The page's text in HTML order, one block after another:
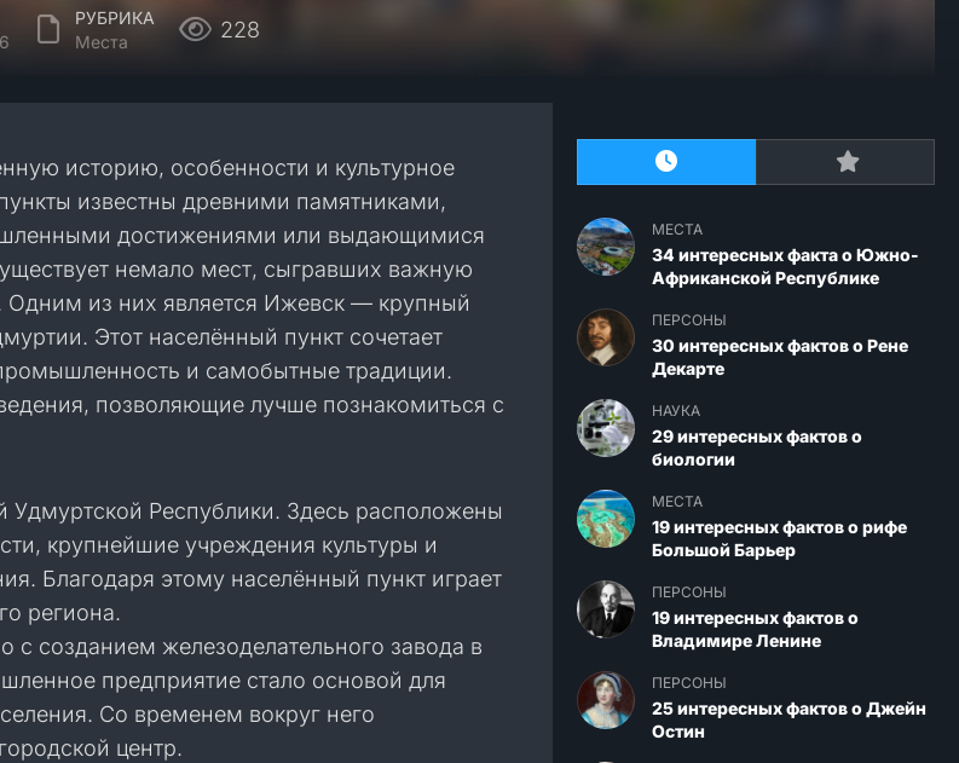
РУБРИКА
Места
228
историю, особенности и культурное
известны древними памятниками,
достижениями или выдающимися
немало мест, сыгравших важную
Одним из них является Ижевск — крупный
Этот населённый пункт сочетает
и самобытные традиции.
позволяющие лучше познакомиться с
Удмуртской Республики. Здесь расположены
крупнейшие учреждения культуры и
Благодаря этому населённый пункт играет
региона.
с созданием железоделательного завода в
предприятие стало основой для
Со временем вокруг него
центр.
МЕСТА
34 интересных факта о Южно-
Африканской Республике
ПЕРСОНЫ
30 интересных фактов о Рене
Декарте
НАУКА
29 интересных фактов о
биологии
МЕСТА
19 интересных фактов о рифе
Большой Барьер
ПЕРСОНЫ
19 интересных фактов о
Владимире Ленине
ПЕРСОНЫ
25 интересных фактов о Джейн
Остин